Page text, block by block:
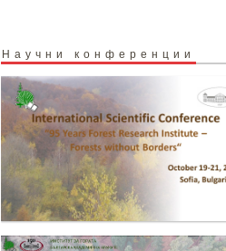
Научни конференции